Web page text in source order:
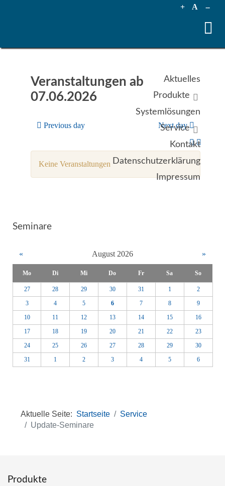
+ A --
Aktuelles
Produkte
Systemlösungen
Service
Kontakt
Datenschutzerklärung
Impressum
Veranstaltungen ab
07.06.2026
Previous day Next day
Keine Veranstaltungen
Seminare
« August 2026 »
Mo Di Mi Do Fr Sa So
27 28 29 30 31 1
2
3
4 5 6 7 8
9
10
11 12 13 14 15
16
17
18 19 20 21 22
23
24
25 26 27 28 29
30
31
1 2 3 4 5 6
Aktuelle Seite: Startseite
Service
Update-Seminare
Produkte